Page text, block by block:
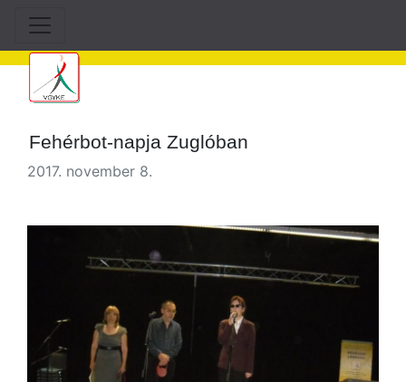
Fehérbot-napja Zuglóban
2017. november 8.